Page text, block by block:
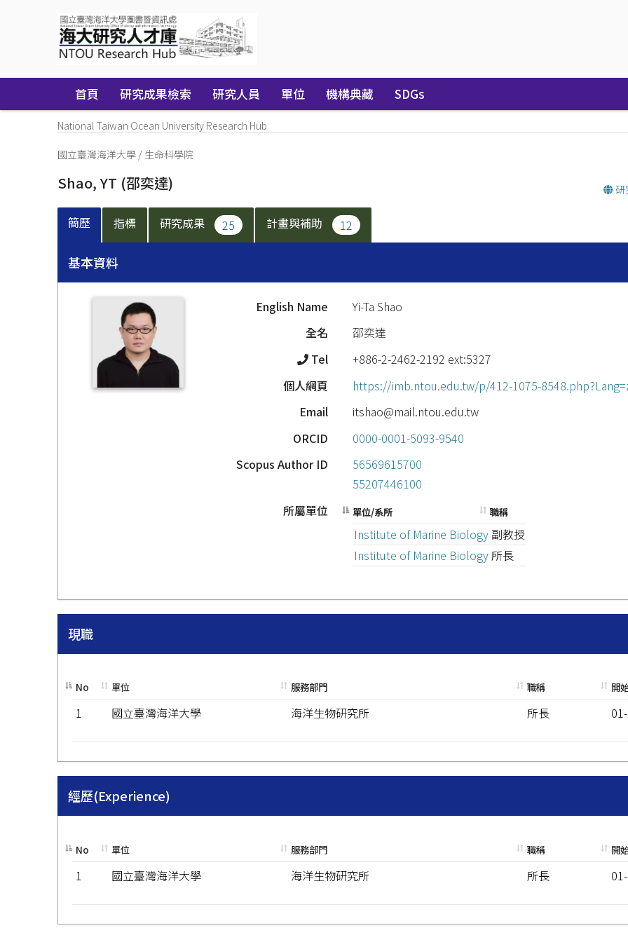
首頁 研究成果檢索 研究人員 單位 機構典藏 SDGs
National Taiwan Ocean University Research Hub
國立臺灣海洋大學 / 生命科學院
Shao, YT (邵奕達) 研
簡歷 指標 研究成果 25 計畫與補助 12
基本資料
English Name
Yi-Ta Shao
全名
邵奕達
Tel
+886-2-2462-2192 ext:5327
個人網頁
https://imb.ntou.edu.tw/p/412-1075-
Email
itshao@mail.ntou.edu.tw
ORCID
0000-0001-5093-9540
Scopus Author ID
56569615700
55207446100
所屬單位
單位/系所 職稱
Institute of Marine Biology 副教授
Institute of Marine Biology所長
現職
No 單位 服務部門 職稱 開
1 國立臺灣海洋大學 海洋生物研究所 所長
經歷(Experience)
No 單位 服務部門 職稱 開
1 國立臺灣海洋大學 海洋生物研究所 所長